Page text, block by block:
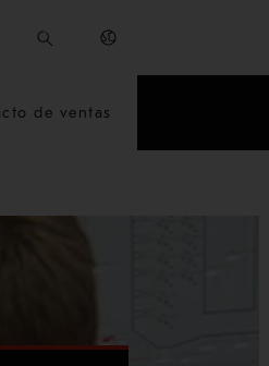
de ventas